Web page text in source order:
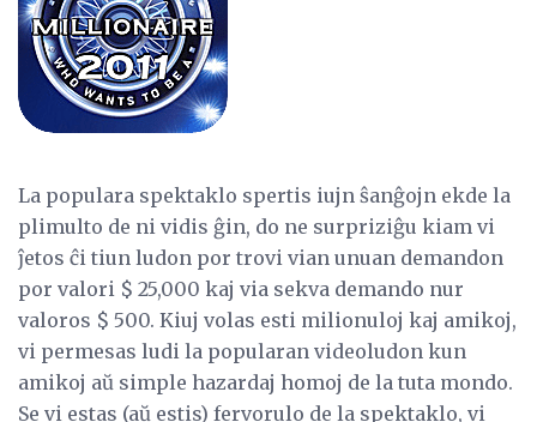
La populara spektaklo spertis iujn ŝanĝojn ekde la
plimulto de ni vidis ĝin, do ne surpriziĝu kiam vi
ĵetos ĉi tiun ludon por trovi vian unuan demandon
por valori $ 25,000 kaj via sekva demando nur
valoros $ 500. Kiuj volas esti milionuloj kaj amikoj,
vi permesas ludi la popularan videoludon kun
amikoj aŭ simple hazardaj homoj de la tuta mondo.
Se vi estas (aŭ estis) fervorulo de la spektaklo, vi